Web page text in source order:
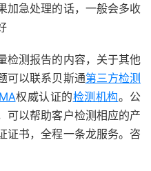
加急处理的话，一般会多收
测报告的内容，关于其他
可以联系贝斯通第三方检测
权威认证的检测机构。公
可以帮助客户检测相应的产
证书，全程一条龙服务。咨